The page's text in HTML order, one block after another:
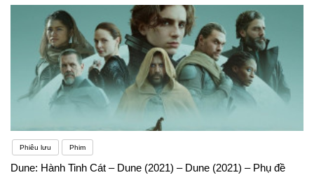
Phiêu lưu Phim
Dune: Hành Tinh Cát – Dune (2021) – Dune (2021) – Phụ đề